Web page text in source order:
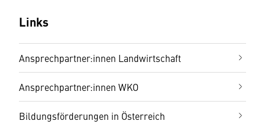
Links
Ansprechpartner:innen Landwirtschaft
Ansprechpartner:innen WKO
Bildungsförderungen in Österreich